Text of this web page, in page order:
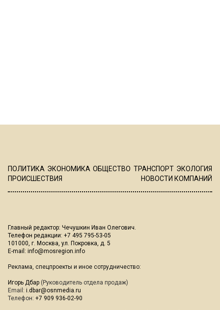
ПОЛИТИКА ЭКОНОМИКА ОБЩЕСТВО ТРАНСПОРТ ЭКОЛОГИЯ
ПРОИСШЕСТВИЯ
НОВОСТИ КОМПАНИЙ
Главный редактор: Чечушкин Иван Олегович.
Телефон редакции: +7 495 795-53-05
101000, г. Москва, ул. Покровка, д. 5
E-mail: info@mosregion.info
Реклама, спецпроекты и иное сотрудничество:
Игорь Дбар (Руководитель отдела продаж)
Email: i.dbar@osnmedia.ru
Телефон: +7 909 936-02-90